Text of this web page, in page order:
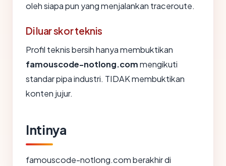
oleh siapa pun yang menjalankan traceroute.
Di luar skor teknis
Profil teknis bersih hanya membuktikan
famouscode-notlong.commengikuti
standar pipa industri. TIDAK membuktikan
konten jujur.
Intinya
famouscode-notlong.com berakhir di